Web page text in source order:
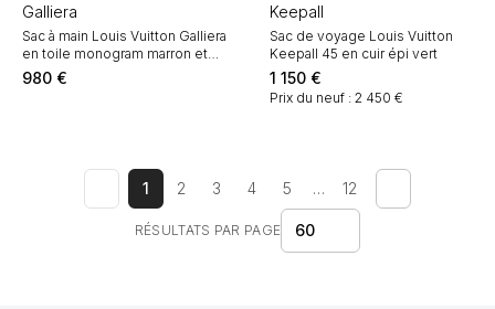
Galliera
Sac à main Louis Vuitton Galliera
en toile monogram marron et
cuir naturel
980 €
Keepall
Sac de voyage Louis Vuitton
Keepall 45 en cuir épi vert
1 150 €
Prix du neuf : 2 450 €
1 2 3 4 5 … 12
RÉSULTATS PAR PAGE 60